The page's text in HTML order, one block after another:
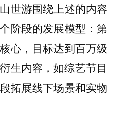
世游围绕上述的内容
阶段的发展模型：第
心，目标达到百万级
生内容，如综艺节目
拓展线下场景和实物